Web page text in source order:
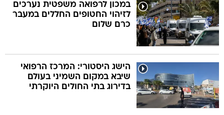
במכון לרפואה משפטית נערכים
לזיהוי החטופים החללים במעבר
כרם שלום
הישג היסטורי: המרכז הרפואי
שיבא במקום השמיני בעולם
בדירוג בתי החולים היוקרתי